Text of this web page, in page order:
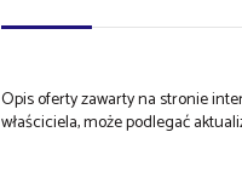
Opis oferty zawarty na stronie
właściciela, może podlegać